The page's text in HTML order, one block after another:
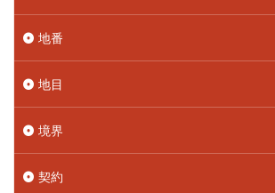
地番
地目
境界
契約